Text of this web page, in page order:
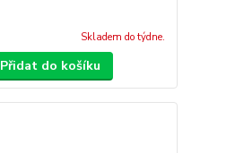
Skladem do týdne.
Přidat do košíku